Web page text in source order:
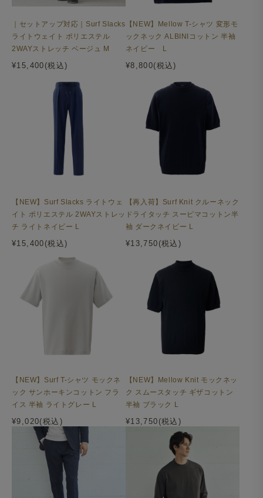
定番のノッチドラペルは、落ち着いた印象を与えつつ、汎
用性の高い表情に仕上がっています。胸ポケットは、胸の
丸みに自然にフィットしエレガントな印象のバルカポケッ
｜セットアップ対応｜Surf Slacks
ライトウェイト ポリエステル
2WAYストレッチ ベージュ M
¥15,400(税込)
【NEW】Mellow T-シャツ 変形モ
ックネック ALBINIコットン 半袖
ネイビー L
¥8,800(税込)
【NEW】Surf Slacks ライトウェ
イト ポリエステル 2WAYストレッ
チ ライトネイビー L
¥15,400(税込)
【再入荷】Surf Knit クルーネック
ドライタッチ スーピマコットン半
袖 ダークネイビー L
¥13,750(税込)
【NEW】Surf T-シャツ モックネ
ック サンホーキンコットン フラ
イス 半袖 ライトグレー L
¥9,020(税込)
【NEW】Mellow Knit モックネッ
ク スムースタッチ ギザコットン
半袖 ブラック L
¥13,750(税込)